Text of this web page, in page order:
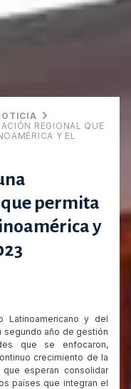
REGIONAL QUE
Y EL
permita
y
Latinoamericano y del
segundo año de gestión
que se enfocaron,
crecimiento de la
esperan consolidar
países que integran el